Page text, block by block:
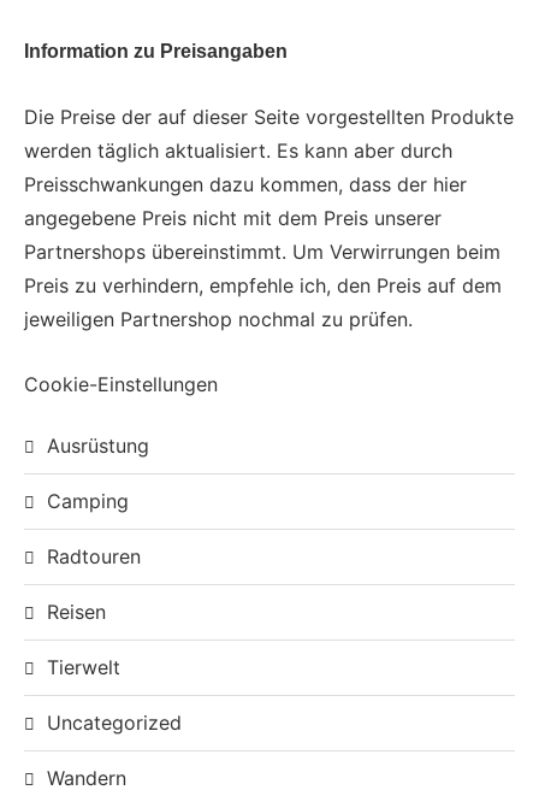
Information zu Preisangaben
Die Preise der auf dieser Seite vorgestellten Produkte
werden täglich aktualisiert. Es kann aber durch
Preisschwankungen dazu kommen, dass der hier
angegebene Preis nicht mit dem Preis unserer
Partnershops übereinstimmt. Um Verwirrungen beim
Preis zu verhindern, empfehle ich, den Preis auf dem
jeweiligen Partnershop nochmal zu prüfen.
Cookie-Einstellungen
Ausrüstung
Camping
Radtouren
Reisen
Tierwelt
Uncategorized
Wandern